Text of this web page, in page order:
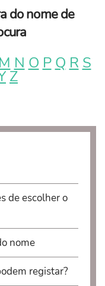
do nome de
M N O P Q R S
Z
de escolher o
nome
registar?